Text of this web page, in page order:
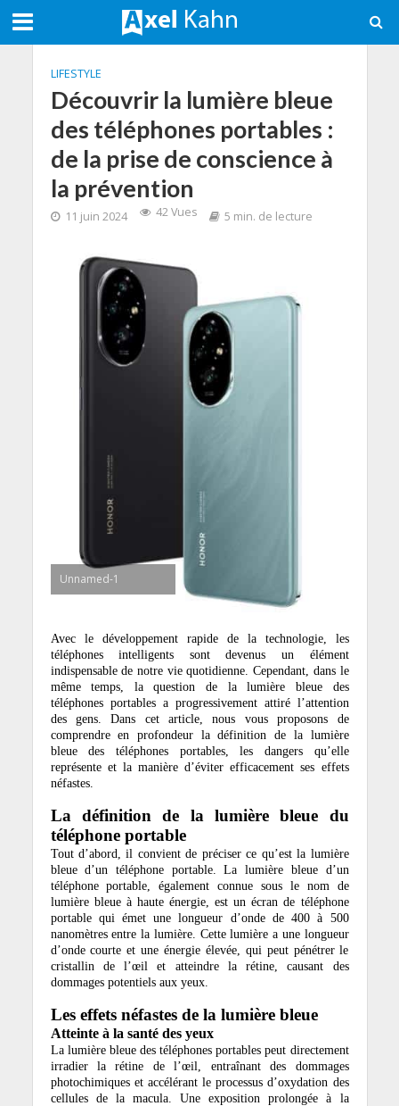
LIFESTYLE
Découvrir la lumière bleue
des téléphones portables :
de la prise de conscience à
la prévention
11 juin 2024 42 Vues 5 min. de lecture
Unnamed-1
Avec le développement rapide de la technologie, les
téléphones intelligents sont devenus un élément
indispensable de notre vie quotidienne. Cependant, dans le
même temps, la question de la lumière bleue des
téléphones portables a progressivement attiré l’attention
des gens. Dans cet article, nous vous proposons de
comprendre en profondeur la définition de la lumière
bleue des téléphones portables, les dangers qu’elle
représente et la manière d’éviter efficacement ses effets
néfastes.
La définition de la lumière bleue du
téléphone portable
Tout d’abord, il convient de préciser ce qu’est la lumière
bleue d’un téléphone portable. La lumière bleue d’un
téléphone portable, également connue sous le nom de
lumière bleue à haute énergie, est un écran de téléphone
portable qui émet une longueur d’onde de 400 à 500
nanomètres entre la lumière. Cette lumière a une longueur
d’onde courte et une énergie élevée, qui peut pénétrer le
cristallin de l’œil et atteindre la rétine, causant des
dommages potentiels aux yeux.
Les effets néfastes de la lumière bleue
Atteinte à la santé des yeux
La lumière bleue des téléphones portables peut directement
irradier la rétine de l’œil, entraînant des dommages
photochimiques et accélérant le processus d’oxydation des
cellules de la macula. Une exposition prolongée à la